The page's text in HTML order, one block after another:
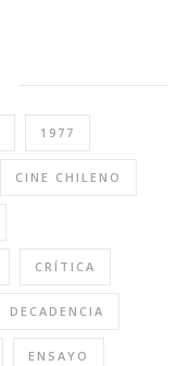
1977
CINE CHILENO
CRÍTICA
DECADENCIA
ENSAYO